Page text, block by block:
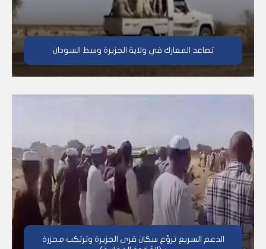
تصاعد المعارك في ولاية الجزيرة وسط السودان
الدعم السريع تروّع سكان قرى الجزيرة وترتكب مجزرة